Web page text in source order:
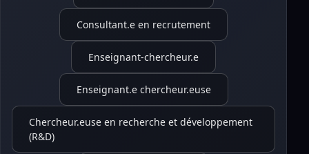
Consultant.e en recrutement
Enseignant-chercheur.e
Enseignant.e chercheur.euse
Chercheur.euse en recherche et développement
(R&D)